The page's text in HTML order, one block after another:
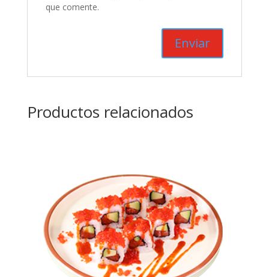
que comente.
Productos relacionados